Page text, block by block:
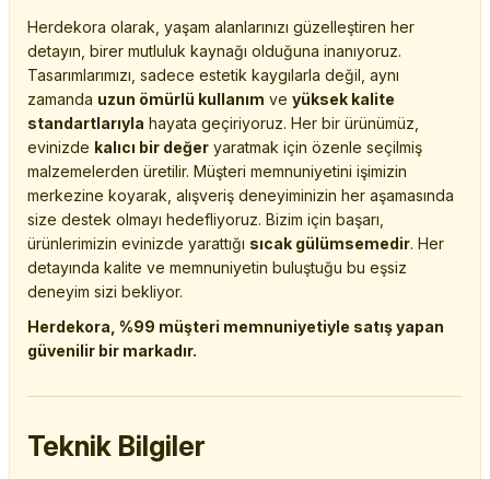
Herdekora olarak, yaşam alanlarınızı güzelleştiren her
detayın, birer mutluluk kaynağı olduğuna inanıyoruz.
Tasarımlarımızı, sadece estetik kaygılarla değil, aynı
zamanda uzun ömürlü kullanım ve yüksek kalite
standartlarıyla hayata geçiriyoruz. Her bir ürünümüz,
evinizde kalıcı bir değer yaratmak için özenle seçilmiş
malzemelerden üretilir. Müşteri memnuniyetini işimizin
merkezine koyarak, alışveriş deneyiminizin her aşamasında
size destek olmayı hedefliyoruz. Bizim için başarı,
ürünlerimizin evinizde yarattığı sıcak gülümsemedir. Her
detayında kalite ve memnuniyetin buluştuğu bu eşsiz
deneyim sizi bekliyor.
Herdekora, %99 müşteri memnuniyetiyle satış yapan
güvenilir bir markadır.
Teknik Bilgiler